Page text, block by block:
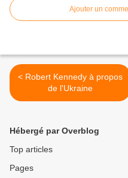
Ajouter un
< Robert Kennedy à propos
de l'Ukraine
Hébergé par Overblog
Top articles
Pages